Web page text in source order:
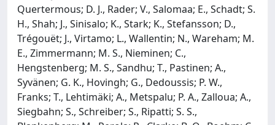
Quertermous; D. J., Rader; V., Salomaa; E., Schadt; S.
H., Shah; J., Sinisalo; K., Stark; K., Stefansson; D.,
Trégouët; J., Virtamo; L., Wallentin; N., Wareham; M.
E., Zimmermann; M. S., Nieminen; C.,
Hengstenberg; M. S., Sandhu; T., Pastinen; A.,
Syvänen; G. K., Hovingh; G., Dedoussis; P. W.,
Franks; T., Lehtimäki; A., Metspalu; P. A., Zalloua; A.,
Siegbahn; S., Schreiber; S., Ripatti; S. S.,